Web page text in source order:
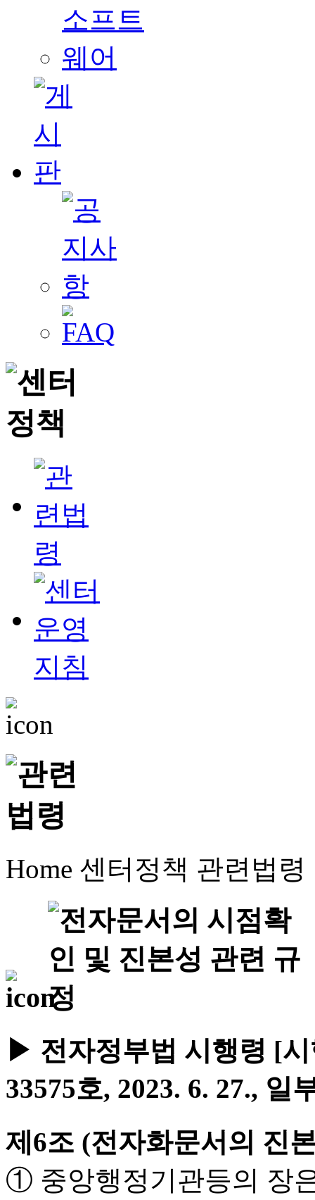
Home 센터정책 관련법령
▶ 전자정부법 시행령 [
33575호, 2023. 6. 27., 일
제6조 (전자화문서의 진
① 중앙행정기관등의 장